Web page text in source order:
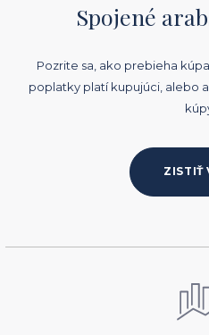
Spojené
Pozrite sa, ako prebieha
poplatky platí kupujúci, alebo
ZISTIŤ